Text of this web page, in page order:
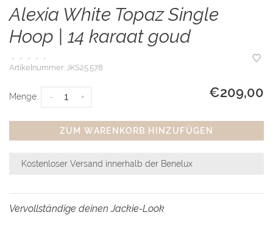
Alexia White Topaz Single
Hoop | 14 karaat goud
• • • •
•
Artikelnummer: JKS25.578
Menge: +
- €209,00
ZUM WARENKORB HINZUFÜGEN
Kostenloser Versand innerhalb der Benelux
Vervollständige deinen Jackie-Look